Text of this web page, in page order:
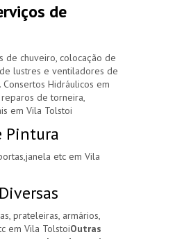
de
de chuveiro, colocação de
lustres e ventiladores de
Hidráulicos em
de torneira,
em Vila Tolstoi
Pintura
etc em Vila
prateleiras, armários,
em Vila TolstoiOutras